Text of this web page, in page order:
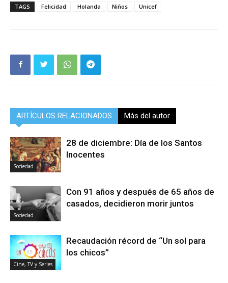
TAGS
Felicidad Holanda Niños Unicef
ARTÍCULOS RELACIONADOS Más del autor
Sociedad
28 de diciembre: Día de los Santos
Inocentes
Sociedad
Con 91 años y después de 65 años de
casados, decidieron morir juntos
Cine, TV y Series
Recaudación récord de “Un sol para
los chicos”